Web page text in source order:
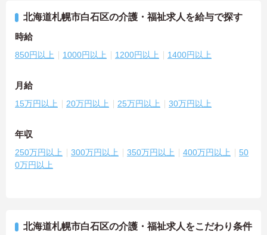
北海道札幌市白石区の介護・福祉求人を給与で探す
時給
850円以上 1000円以上 1200円以上 1400円以上
月給
15万円以上 20万円以上 25万円以上 30万円以上
年収
250万円以上 300万円以上 350万円以上 400万円以上
50
0万円以上
北海道札幌市白石区の介護・福祉求人をこだわり条件